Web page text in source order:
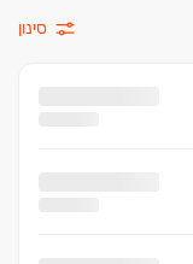
סינון